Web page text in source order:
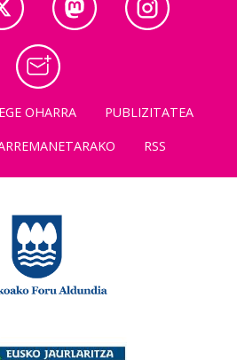
OHARRA
PUBLIZITATEA
RSS